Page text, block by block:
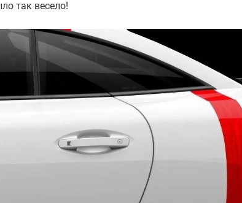
так весело!